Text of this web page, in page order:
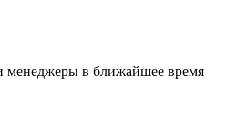
в ближайшее время